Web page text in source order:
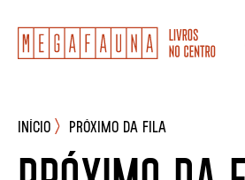
INÍCIO Próximo da fila